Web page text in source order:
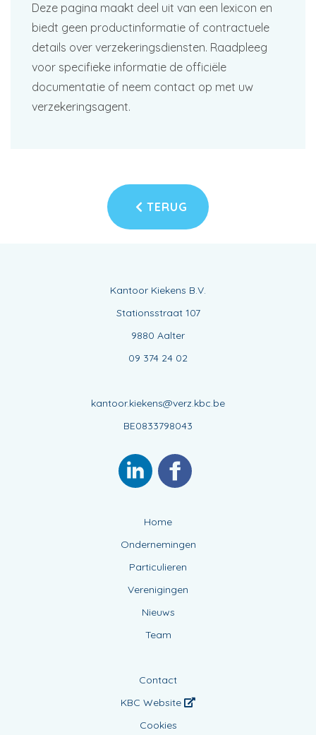
Deze pagina maakt deel uit van een lexicon en
biedt geen productinformatie of contractuele
details over verzekeringsdiensten. Raadpleeg
voor specifieke informatie de officiële
documentatie of neem contact op met uw
verzekeringsagent.
TERUG
Kantoor Kiekens B.V.
Stationsstraat 107
9880 Aalter
09 374 24 02
kantoor.kiekens@verz.kbc.be
BE0833798043
Home
Ondernemingen
Particulieren
Verenigingen
Nieuws
Team
Contact
KBC Website
Cookies